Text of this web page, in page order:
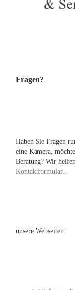
Fragen?
Haben Sie Fragen
eine Kamera,
Beratung? Wir
Kontaktformular...
unsere Webseiten: